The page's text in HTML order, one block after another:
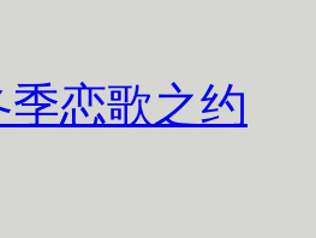
恋歌之约